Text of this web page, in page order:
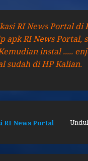
RI News Portal di
apk RI News Portal,
instal .....
sudah di HP Kalian.
RI News Portal